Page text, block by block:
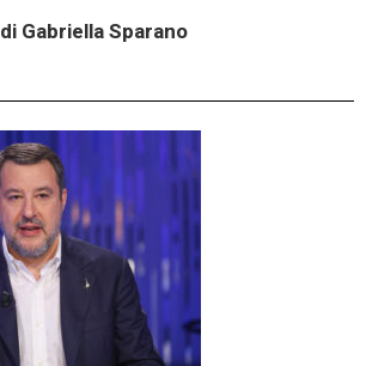
di Gabriella Sparano